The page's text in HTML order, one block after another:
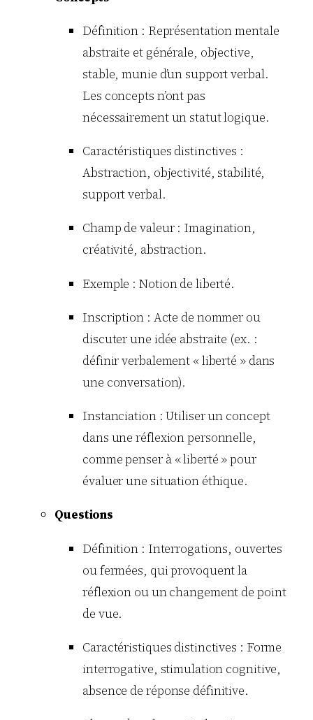
Définition : Représentation mentale
abstraite et générale, objective,
stable, munie d’un support verbal.
Les concepts n’ont pas
nécessairement un statut logique.
Caractéristiques distinctives :
Abstraction, objectivité, stabilité,
support verbal.
Champ de valeur : Imagination,
créativité, abstraction.
Exemple : Notion de liberté.
Inscription : Acte de nommer ou
discuter une idée abstraite (ex. :
définir verbalement « liberté » dans
une conversation).
Instanciation : Utiliser un concept
dans une réflexion personnelle,
comme penser à « liberté » pour
évaluer une situation éthique.
Questions
Définition : Interrogations, ouvertes
ou fermées, qui provoquent la
réflexion ou un changement de point
de vue.
Caractéristiques distinctives : Forme
interrogative, stimulation cognitive,
absence de réponse définitive.